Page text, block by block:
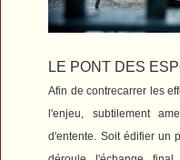
LE PONT DES
Afin de contrecarrer les
l'enjeu, subtilement
d'entente. Soit édifier un